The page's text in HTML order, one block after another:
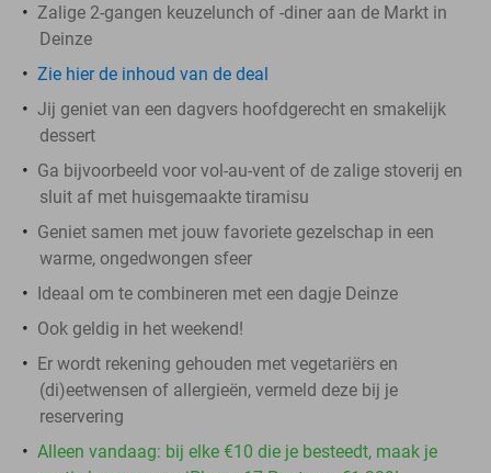
Zalige 2-gangen keuzelunch of -diner aan de Markt in
Deinze
Zie hierde inhoud van de deal
Jij geniet van een dagvers hoofdgerecht en smakelijk
dessert
Ga bijvoorbeeld voor vol-au-vent of de zalige stoverij en
sluit af met huisgemaakte tiramisu
Geniet samen met jouw favoriete gezelschap in een
warme, ongedwongen sfeer
Ideaal om te combineren met een dagje Deinze
Ook geldig in het weekend!
Er wordt rekening gehouden met vegetariërs en
(di)eetwensen of allergieën, vermeld deze bij je
reservering
Alleen vandaag: bij elke €10 die je besteedt, maak je